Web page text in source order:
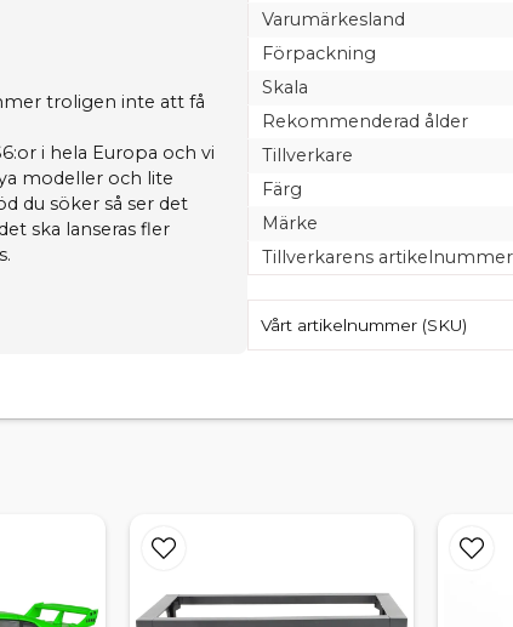
troligen inte att få
i hela Europa och vi
modeller och lite
du söker så ser det
ska lanseras fler
Varumärkesland
Förpackning
Skala
Rekommenderad ålder
Tillverkare
Färg
Märke
Tillverkarens artikelnummer
Vårt artikelnummer (SKU)